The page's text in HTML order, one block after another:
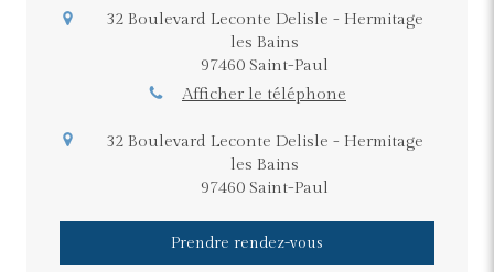
32 Boulevard Leconte Delisle - Hermitage
les Bains
97460 Saint-Paul
Afficher le téléphone
32 Boulevard Leconte Delisle - Hermitage
les Bains
97460 Saint-Paul
Prendre rendez-vous